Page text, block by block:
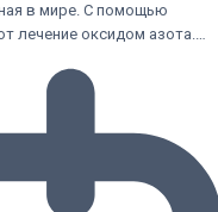
в мире. С помощью
лечение оксидом азота.…